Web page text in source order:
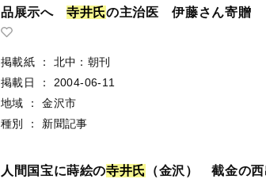
品展示へ寺井氏の主治医 伊藤さん寄贈
掲載紙 ：
北中：朝刊
掲載日
：
2004-06-11
地域
：
金沢市
種別
： 新聞記事
人間国宝に蒔絵の寺井氏
（金沢） 截金の